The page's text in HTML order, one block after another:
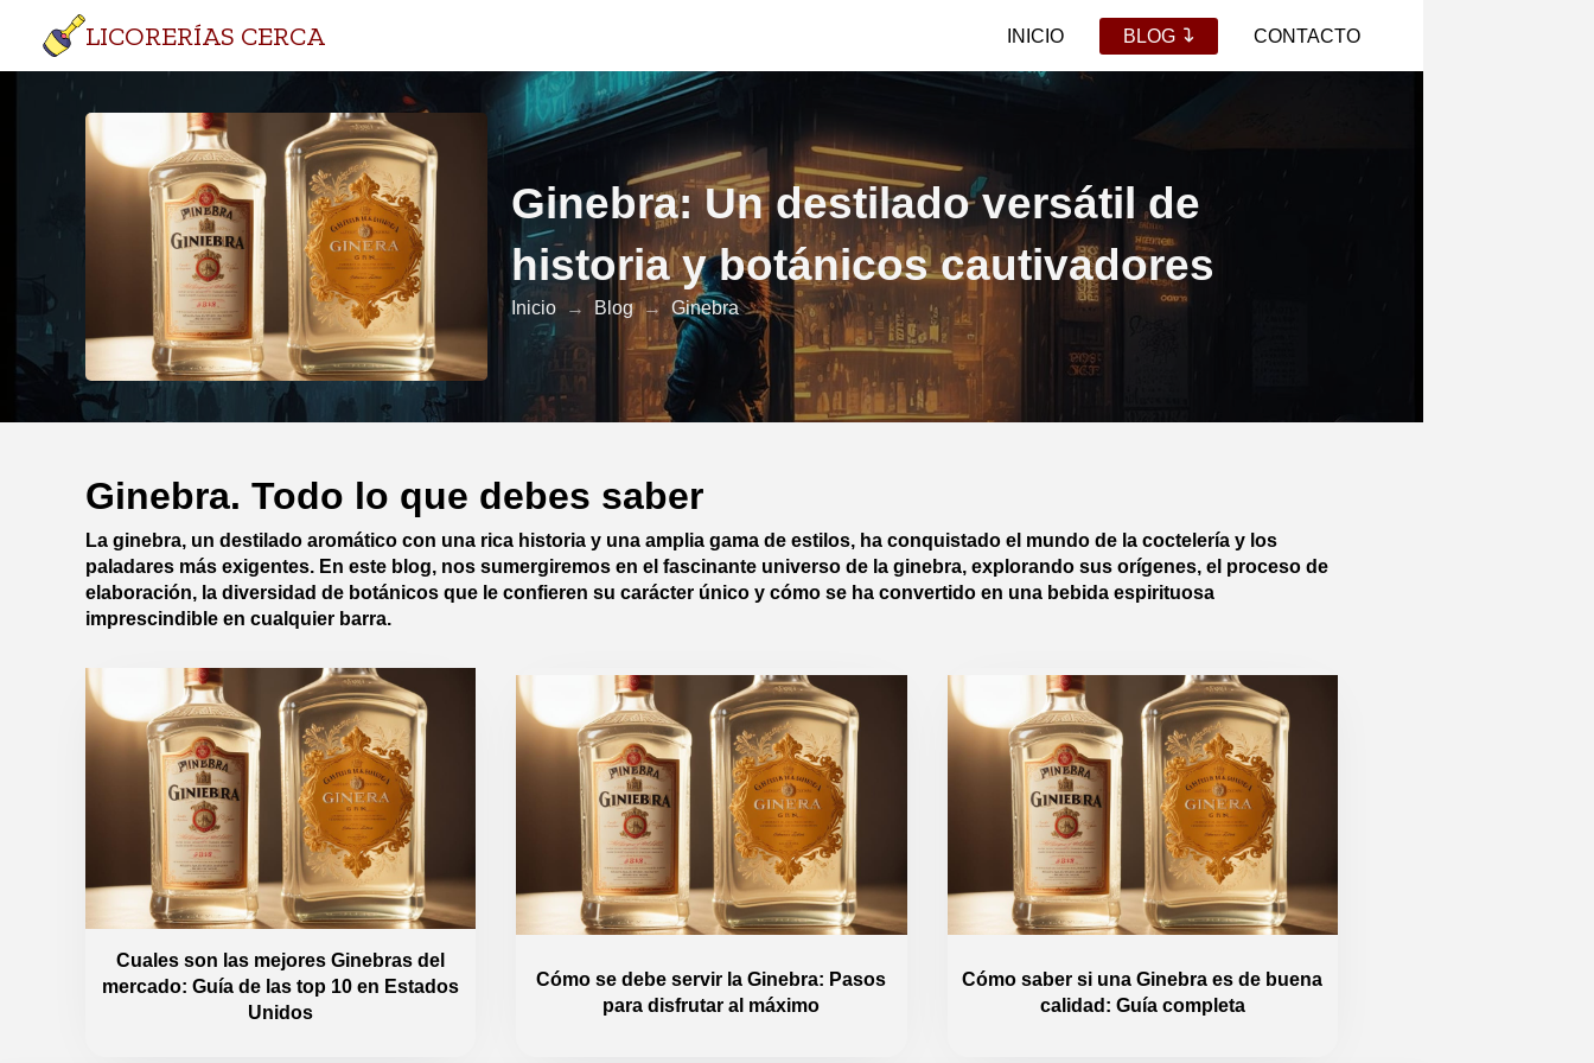
LICORERÍAS CERCA INICIO BLOG CONTACTO
Ginebra: Un destilado versátil de
historia y botánicos cautivadores
Inicio → Blog → Ginebra
Ginebra. Todo lo que debes saber
La ginebra, un destilado aromático con una rica historia y una amplia gama de estilos, ha conquistado el mundo de la coctelería y los
paladares más exigentes. En este blog, nos sumergiremos en el fascinante universo de la ginebra, explorando sus orígenes, el proceso de
elaboración, la diversidad de botánicos que le confieren su carácter único y cómo se ha convertido en una bebida espirituosa
imprescindible en cualquier barra.
Cuales son las mejores Ginebras del
mercado: Guía de las top 10 en Estados
Unidos
Cómo se debe servir la Ginebra: Pasos
para disfrutar al máximo
Cómo saber si una Ginebra es de buena
calidad: Guía completa